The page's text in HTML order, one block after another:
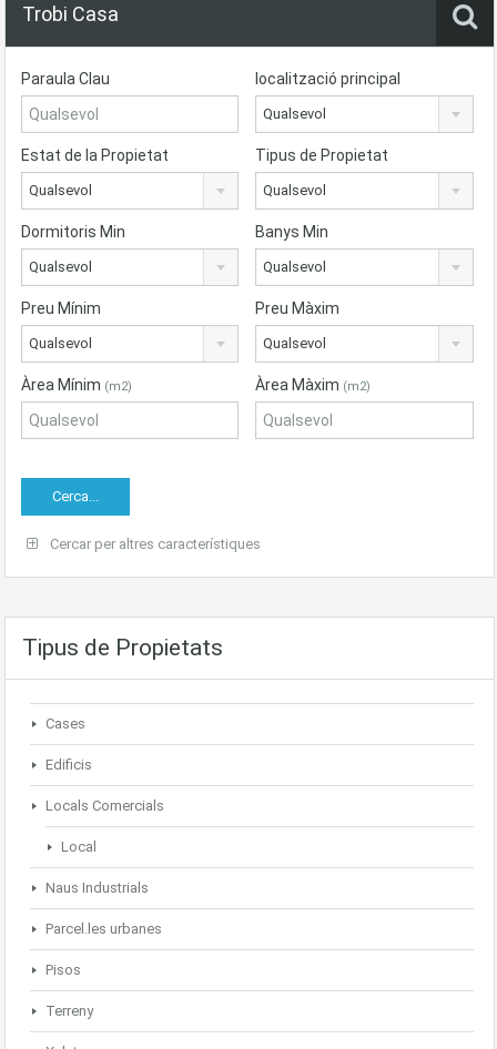
Trobi Casa
Paraula Clau localització principal
Qualsevol
Estat de la Propietat
Qualsevol
Tipus de Propietat
Qualsevol
Dormitoris Min
Qualsevol
Banys Min
Qualsevol
Preu Mínim
Qualsevol
Preu Màxim
Qualsevol
Àrea Mínim (m2) Àrea Màxim (m2)
Cercar per altres característiques
Tipus de Propietats
Cases
Edificis
Locals Comercials
Local
Naus Industrials
Parcel.les urbanes
Pisos
Terreny